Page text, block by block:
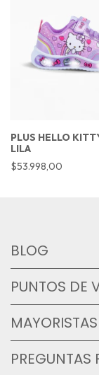
PLUS HELLO
LILA
$53.998,00
BLOG
PUNTOS DE
MAYORISTAS
PREGUNTAS